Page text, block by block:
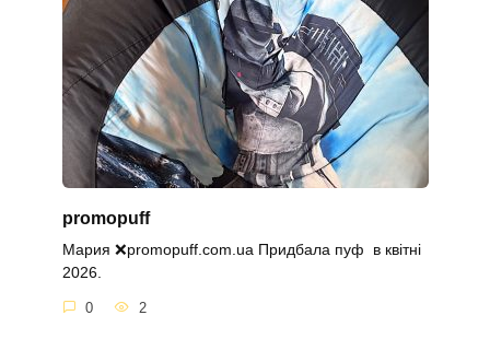
promopuff
Мария ❌promopuff.com.uа Придбала пуф в квітні
2026.
0 2